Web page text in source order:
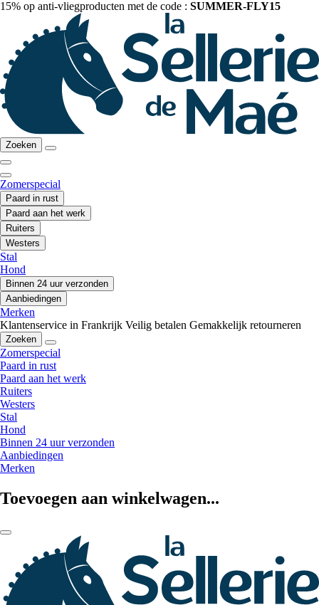
15% op anti-vliegproducten met de code : SUMMER-FLY15
Zoeken
Zomerspecial
Paard in rust
Paard aan het werk
Ruiters
Westers
Stal
Hond
Binnen 24 uur verzonden
Aanbiedingen
Merken
Klantenservice in Frankrijk Veilig betalen Gemakkelijk retourneren
Zoeken
Zomerspecial
Paard in rust
Paard aan het werk
Ruiters
Westers
Stal
Hond
Binnen 24 uur verzonden
Aanbiedingen
Merken
Toevoegen aan winkelwagen...